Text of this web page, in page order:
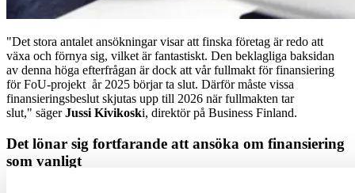
"Det stora antalet ansökningar visar att finska företag är redo att
växa och förnya sig, vilket är fantastiskt. Den beklagliga baksidan
av denna höga efterfrågan är dock att vår fullmakt för finansiering
för FoU-projekt år 2025 börjar ta slut. Därför måste vissa
finansieringsbeslut skjutas upp till 2026 när fullmakten tar
slut," sägerJussi Kivikoski, direktör på Business Finland.
Det lönar sig fortfarande att ansöka om finansiering
som vanligt